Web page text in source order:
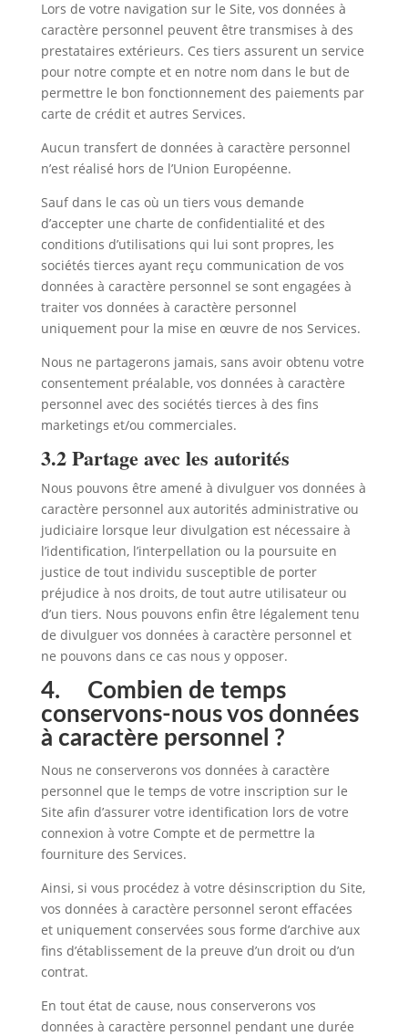
Lors de votre navigation sur le Site, vos données à
caractère personnel peuvent être transmises à des
prestataires extérieurs. Ces tiers assurent un service
pour notre compte et en notre nom dans le but de
permettre le bon fonctionnement des paiements par
carte de crédit et autres Services.
Aucun transfert de données à caractère personnel
n’est réalisé hors de l’Union Européenne.
Sauf dans le cas où un tiers vous demande
d’accepter une charte de confidentialité et des
conditions d’utilisations qui lui sont propres, les
sociétés tierces ayant reçu communication de vos
données à caractère personnel se sont engagées à
traiter vos données à caractère personnel
uniquement pour la mise en œuvre de nos Services.
Nous ne partagerons jamais, sans avoir obtenu votre
consentement préalable, vos données à caractère
personnel avec des sociétés tierces à des fins
marketings et/ou commerciales.
3.2 Partage avec les autorités
Nous pouvons être amené à divulguer vos données à
caractère personnel aux autorités administrative ou
judiciaire lorsque leur divulgation est nécessaire à
l’identification, l’interpellation ou la poursuite en
justice de tout individu susceptible de porter
préjudice à nos droits, de tout autre utilisateur ou
d’un tiers. Nous pouvons enfin être légalement tenu
de divulguer vos données à caractère personnel et
ne pouvons dans ce cas nous y opposer.
4. Combien de temps
conservons-nous vos données
à caractère personnel ?
Nous ne conserverons vos données à caractère
personnel que le temps de votre inscription sur le
Site afin d’assurer votre identification lors de votre
connexion à votre Compte et de permettre la
fourniture des Services.
Ainsi, si vous procédez à votre désinscription du Site,
vos données à caractère personnel seront effacées
et uniquement conservées sous forme d’archive aux
fins d’établissement de la preuve d’un droit ou d’un
contrat.
En tout état de cause, nous conserverons vos
données à caractère personnel pendant une durée